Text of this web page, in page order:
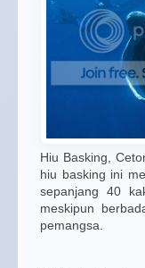
Hiu Basking,
hiu basking ini
sepanjang 40
meskipun
pemangsa.